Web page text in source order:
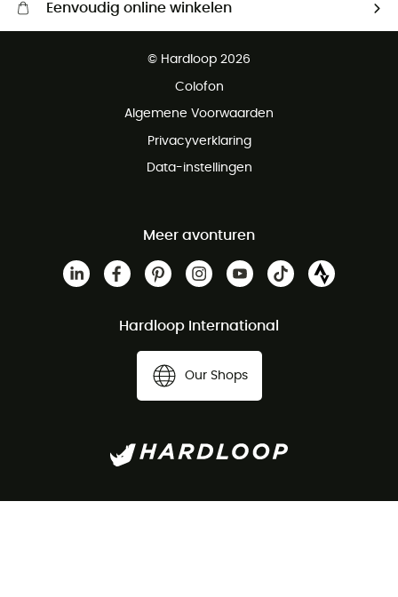
Eenvoudig online winkelen
Gratis retourneren binnen 100 dagen
© Hardloop 2026
Colofon
Algemene Voorwaarden
Privacyverklaring
Data-instellingen
Meer avonturen
Hardloop International
Our Shops